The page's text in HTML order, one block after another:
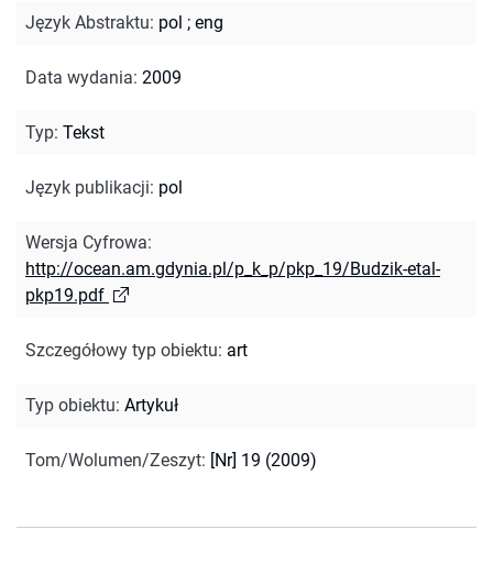
Język Abstraktu: pol ; eng
Data wydania: 2009
Typ: Tekst
Język publikacji: pol
Wersja Cyfrowa:
http://ocean.am.gdynia.pl/p_k_p/pkp_19/Budzik-etal-
pkp19.pdf
Szczegółowy typ obiektu: art
Typ obiektu: Artykuł
Tom/Wolumen/Zeszyt: [Nr] 19 (2009)